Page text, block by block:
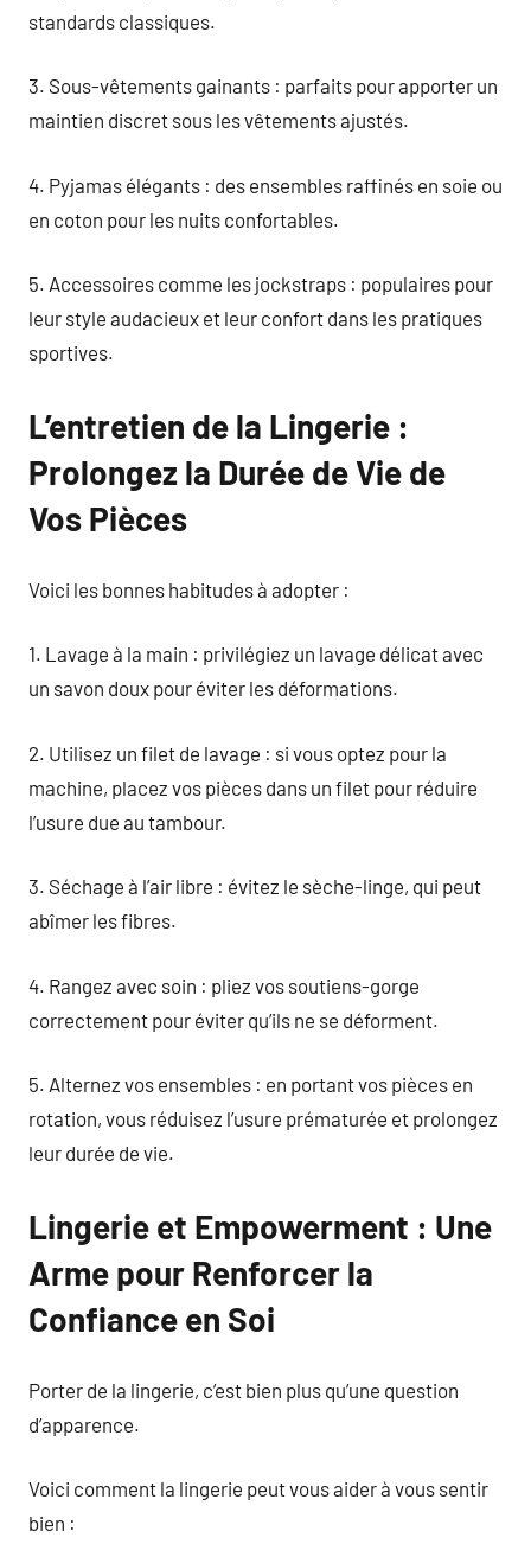
standards classiques.
3. Sous-vêtements gainants : parfaits pour apporter un
maintien discret sous les vêtements ajustés.
4. Pyjamas élégants : des ensembles raffinés en soie ou
en coton pour les nuits confortables.
5. Accessoires comme les jockstraps : populaires pour
leur style audacieux et leur confort dans les pratiques
sportives.
L’entretien de la Lingerie :
Prolongez la Durée de Vie de
Vos Pièces
Voici les bonnes habitudes à adopter :
1. Lavage à la main : privilégiez un lavage délicat avec
un savon doux pour éviter les déformations.
2. Utilisez un filet de lavage : si vous optez pour la
machine, placez vos pièces dans un filet pour réduire
l’usure due au tambour.
3. Séchage à l’air libre : évitez le sèche-linge, qui peut
abîmer les fibres.
4. Rangez avec soin : pliez vos soutiens-gorge
correctement pour éviter qu’ils ne se déforment.
5. Alternez vos ensembles : en portant vos pièces en
rotation, vous réduisez l’usure prématurée et prolongez
leur durée de vie.
Lingerie et Empowerment : Une
Arme pour Renforcer la
Confiance en Soi
Porter de la lingerie, c’est bien plus qu’une question
d’apparence.
Voici comment la lingerie peut vous aider à vous sentir
bien :